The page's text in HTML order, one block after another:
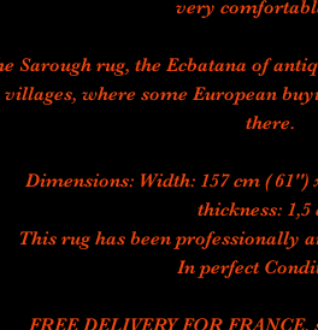
very
Sarough rug, the Ecbatana of
villages, where some European
there.
Dimensions: Width: 157 cm ( 61'')
thickness: 1,5
This rug has been professionally
In perfect
FREE DELIVERY FOR